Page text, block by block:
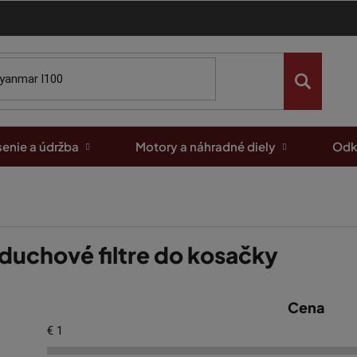
a údržba Motory a náhradné diely
filtre do kosačky
Cena
€ 1